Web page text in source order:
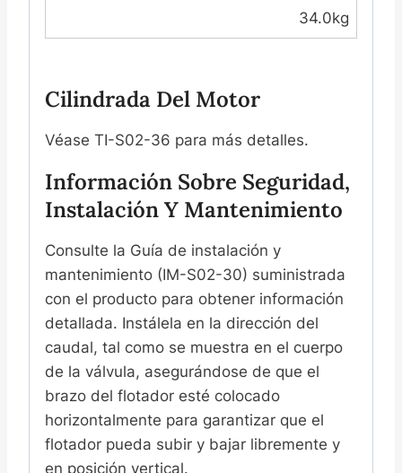
34.0kg
Cilindrada Del Motor
Véase TI-S02-36 para más detalles.
Información Sobre Seguridad,
Instalación Y Mantenimiento
Consulte la Guía de instalación y
mantenimiento (IM-S02-30) suministrada
con el producto para obtener información
detallada. Instálela en la dirección del
caudal, tal como se muestra en el cuerpo
de la válvula, asegurándose de que el
brazo del flotador esté colocado
horizontalmente para garantizar que el
flotador pueda subir y bajar libremente y
en posición vertical.